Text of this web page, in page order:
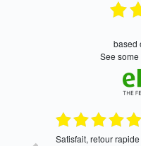
based
see
Satisfait, retour rapide